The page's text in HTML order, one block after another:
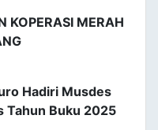
KOPERASI MERAH
Hadiri Musdes
Tahun Buku 2025